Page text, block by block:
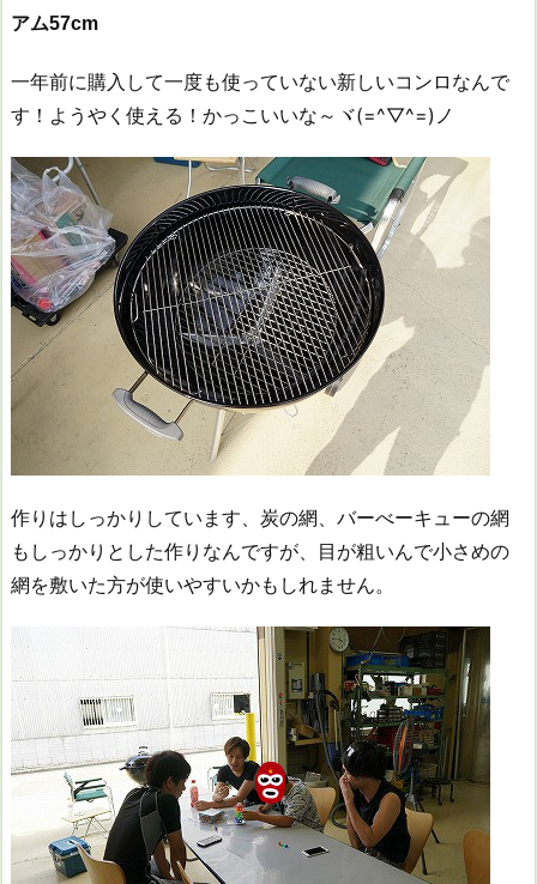
アム57cm
一年前に購入して一度も使っていない新しいコンロなんで
す！ようやく使える！かっこいいな～ヾ(=^▽^=)ノ
作りはしっかりしています、炭の網、バーべーキューの網
もしっかりとした作りなんですが、目が粗いんで小さめの
網を敷いた方が使いやすいかもしれません。